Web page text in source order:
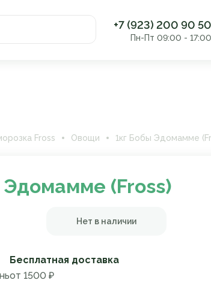
+7 (923) 200 90 50
Пн-Пт 09:00 - 17:00
Fross Овощи 1кг Бобы Эдомамме
Эдомамме (Fross)
Нет в наличии
Бесплатная доставка
от 1500 ₽